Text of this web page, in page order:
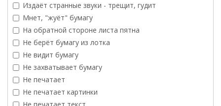
Издаёт странные звуки - трещит, гудит
Мнет, "жуёт" бумагу
На обратной стороне листа пятна
Не берёт бумагу из лотка
Не видит бумагу
Не захватывает бумагу
Не печатает
Не печатает картинки